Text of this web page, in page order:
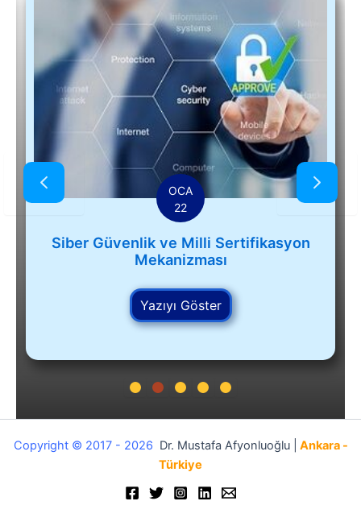
OCA
22
Siber Güvenlik ve Milli Sertifikasyon
Mekanizması
Yazıyı Göster
Copyright © 2017 - 2026 Dr. Mustafa Afyonluoğlu |
Ankara -
Türkiye